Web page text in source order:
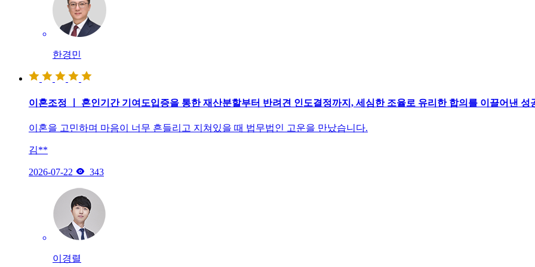
한경민
이혼조정 ㅣ 혼인기간 기여도입증을 통한 재산분할부터 반려견 인도결정까지, 세심한 조율로 유리한 합의를 이끌어낸 성
이혼을 고민하며 마음이 너무 흔들리고 지쳐있을 때 법무법인 고운을 만났습니다.
김**
2026-07-22  343
이경렬